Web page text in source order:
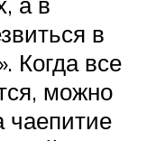
в
Когда все
можно
чаепитие